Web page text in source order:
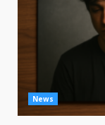
News